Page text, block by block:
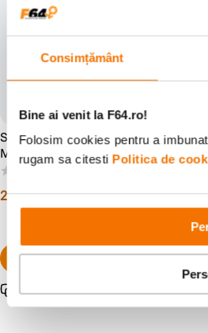
Consimțământ
Bine ai venit la F64.ro!
Folosim cookies pentru a
rugam sa citesti Politica de
Samyang 85mm T1.5 VDSLR
MK2 Montura Canon RF
2.29900 lei
Pachet promo disponibil
1.